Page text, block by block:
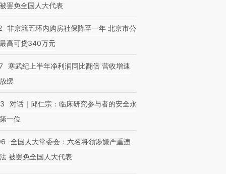
罢免全国人大代表
非京籍五环内购房社保降至一年 北京市公
高可贷340万元
寒武纪上半年净利润同比翻倍 营收增速
缓
对话｜邱仁宗：临床研究参与者的安全永
一位
全国人大常委会：六名将领涉嫌严重违
被罢免全国人大代表